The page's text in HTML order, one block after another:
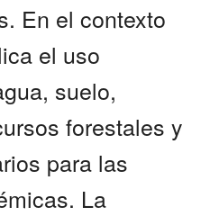
En el contexto
el uso
suelo,
forestales y
para las
La